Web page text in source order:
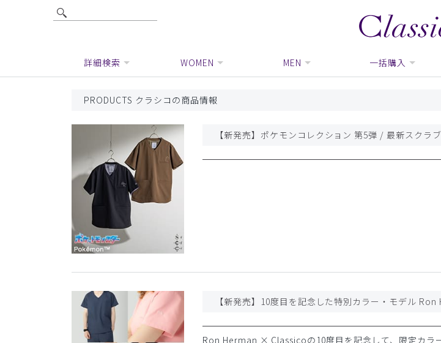
詳細検索 WOMEN MEN 一括購入
PRODUCTS クラシコの商品情報
【新発売】ポケモンコレクション 第5弾 / 最新スクラ
Ron Herman × Classicoの10度目を記念して、限定カラ